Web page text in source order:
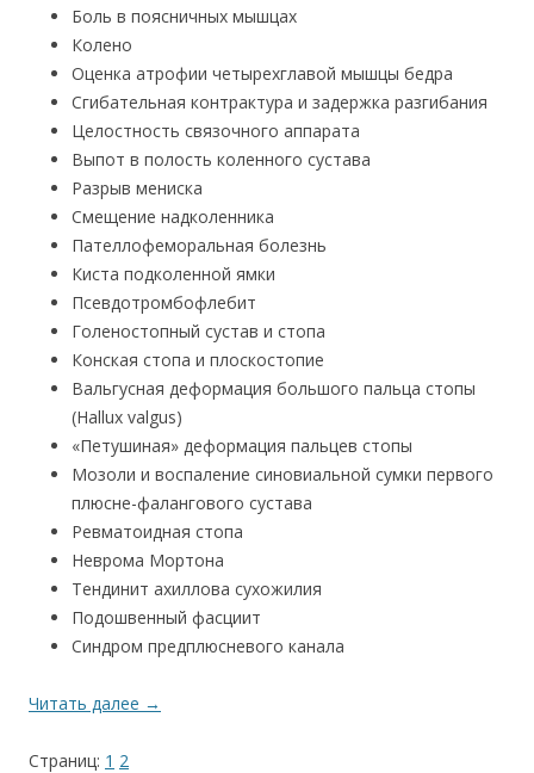
Боль в поясничных мышцах
Колено
Оценка атрофии четырехглавой мышцы бедра
Сгибательная контрактура и задержка разгибания
Целостность связочного аппарата
Выпот в полость коленного сустава
Разрыв мениска
Смещение надколенника
Пателлофеморальная болезнь
Киста подколенной ямки
Псевдотромбофлебит
Голеностопный сустав и стопа
Конская стопа и плоскостопие
Вальгусная деформация большого пальца стопы
(Hallux valgus)
«Петушиная» деформация пальцев стопы
Мозоли и воспаление синовиальной сумки первого
плюсне-фалангового сустава
Ревматоидная стопа
Неврома Мортона
Тендинит ахиллова сухожилия
Подошвенный фасциит
Синдром предплюсневого канала
Читать далее →
Страниц: 1 2